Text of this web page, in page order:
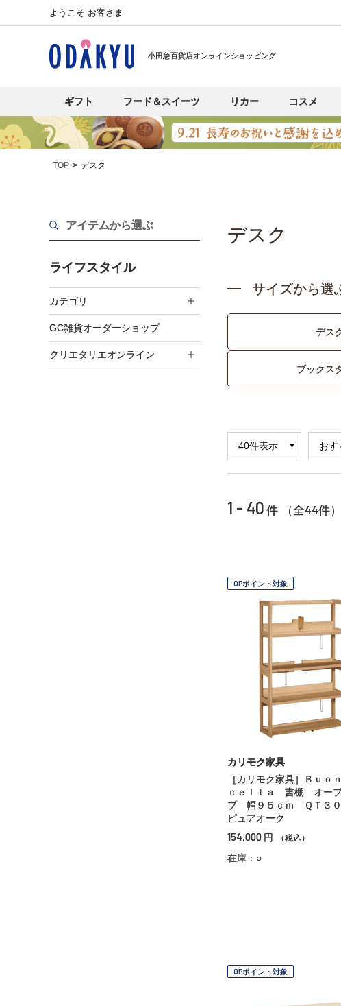
ようこそ お客さま
小田急百貨店オンラインショッピング
ギフト フード＆スイーツ リカー コスメ
TOP デスク
アイテムから選ぶ
ライフスタイル
カテゴリ
GC雑貨オーダーショップ
クリエタリエオンライン
デスク
サイズから選
デス
ブックス
1 - 40 件 （全44件）
OPポイント対象
カリモク家具
［カリモク家具］Ｂｕｏ
ｃｅｌｔａ 書棚 オー
プ 幅９５ｃｍ ＱＴ３
ピュアオーク
154,000 円 （税込）
在庫：○
OPポイント対象